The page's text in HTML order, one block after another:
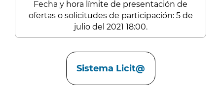
Fecha y hora límite de presentación de
ofertas o solicitudes de participación: 5 de
julio del 2021 18:00.
Sistema Licit@